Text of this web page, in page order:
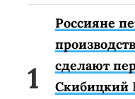
Россияне
сделают
Скибицкий